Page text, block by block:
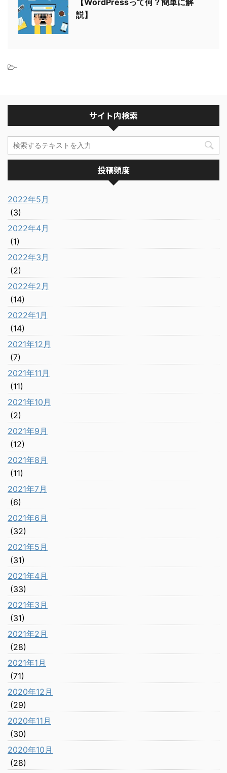
【WordPressって何？簡単に解
説】
-
サイト内検索
投稿頻度
2022年5月
(3)
2022年4月
(1)
2022年3月
(2)
2022年2月
(14)
2022年1月
(14)
2021年12月
(7)
2021年11月
(11)
2021年10月
(2)
2021年9月
(12)
2021年8月
(11)
2021年7月
(6)
2021年6月
(32)
2021年5月
(31)
2021年4月
(33)
2021年3月
(31)
2021年2月
(28)
2021年1月
(71)
2020年12月
(29)
2020年11月
(30)
2020年10月
(28)